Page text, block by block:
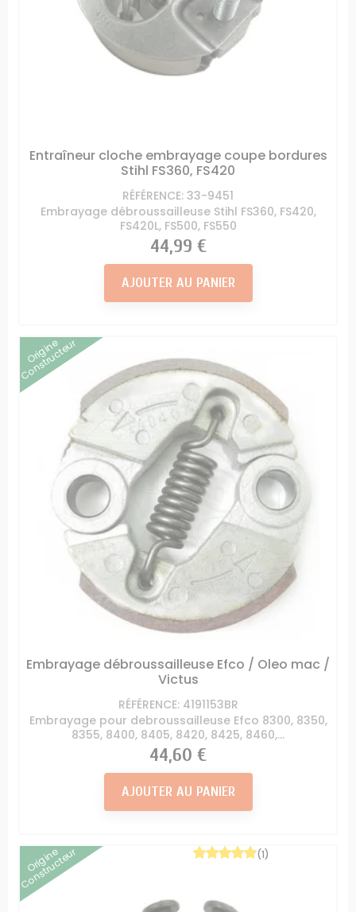
Entraîneur cloche embrayage coupe bordures
Stihl FS360, FS420
RÉFÉRENCE: 33-9451
Embrayage débroussailleuse Stihl FS360, FS420,
FS420L, FS500, FS550
Prix
44,99 €
AJOUTER AU PANIER
Origine
Constructeur
Embrayage débroussailleuse Efco / Oleo mac /
Victus
RÉFÉRENCE: 4191153BR
Embrayage pour debroussailleuse Efco 8300, 8350,
8355, 8400, 8405, 8420, 8425, 8460,...
Prix
44,60 €
AJOUTER AU PANIER
Origine
Constructeur (1)